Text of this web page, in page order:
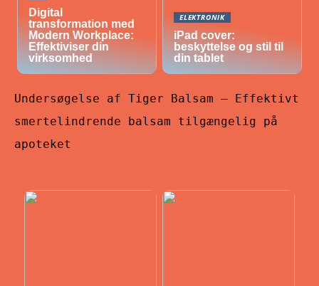
Digital
transformation med
Modern Workplace:
Effektiviser din
virksomhed
ELEKTRONIK
iPad cover:
beskyttelse og stil til
din tablet
Undersøgelse af Tiger Balsam – Effektivt
smertelindrende balsam tilgængelig på
apoteket